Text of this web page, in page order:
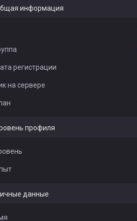
информация
регистрации
на сервере
профиля
данные